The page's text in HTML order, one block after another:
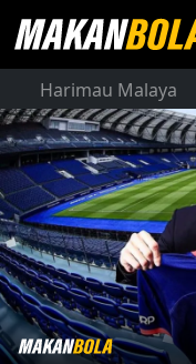
Harimau Malaya